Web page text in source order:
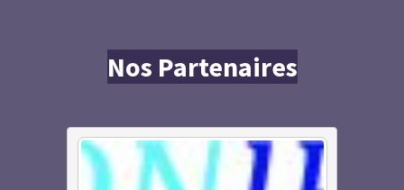
Nos Partenaires